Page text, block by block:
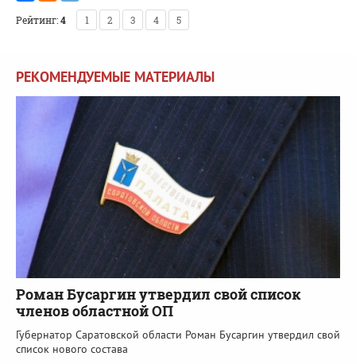
Рейтинг:4 1 2 3 4 5
РЕКОМЕНДУЕМЫЕ МАТЕРИАЛЫ
Роман Бусаргин утвердил свой список
членов областной ОП
Губернатор Саратовской области Роман Бусаргин утвердил свой
список нового состава